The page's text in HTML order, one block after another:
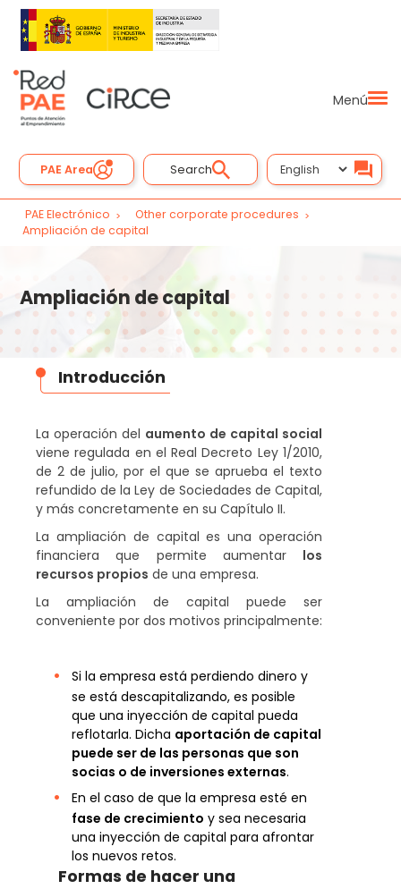
PAE Area Search
Menú
PAE Electrónico
Other corporate procedures
Ampliación de capital
Ampliación de capital
Introducción
La operación del aumento de capital social
viene regulada en el Real Decreto Ley 1/2010,
de 2 de julio, por el que se aprueba el texto
refundido de la Ley de Sociedades de Capital,
y más concretamente en su Capítulo II.
La ampliación de capital es una operación
financiera que permite aumentar los
recursos propios de una empresa.
La ampliación de capital puede ser
conveniente por dos motivos principalmente:
Si la empresa está perdiendo dinero y
se está descapitalizando, es posible
que una inyección de capital pueda
reflotarla. Dicha aportación de capital
puede ser de las personas que son
socias o de inversiones externas.
En el caso de que la empresa esté en
fase de crecimiento y sea necesaria
una inyección de capital para afrontar
los nuevos retos.
Formas de hacer una